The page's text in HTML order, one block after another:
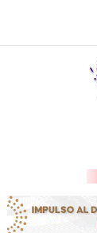
content